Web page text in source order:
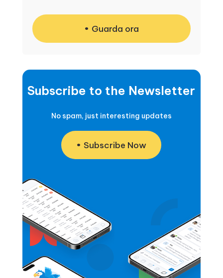
Guarda ora
Subscribe to the Newsletter
No spam, just interesting updates
Subscribe Now